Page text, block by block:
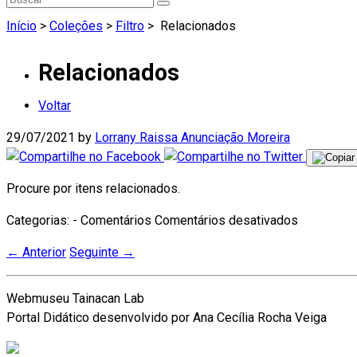
Início > Coleções > Filtro > Relacionados
Relacionados
Voltar
29/07/2021 by Lorrany Raissa Anunciação Moreira
Procure por itens relacionados.
Categorias: - Comentários Comentários desativados
← Anterior Seguinte →
Webmuseu Tainacan Lab
Portal Didático desenvolvido por Ana Cecília Rocha Veiga